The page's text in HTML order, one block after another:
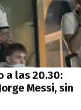
a las 20.30:
Messi, sin